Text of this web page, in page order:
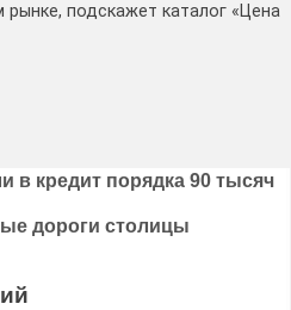
подскажет каталог «Цена
в кредит порядка 90 тысяч
дороги столицы